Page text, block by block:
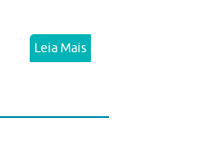
Leia Mais